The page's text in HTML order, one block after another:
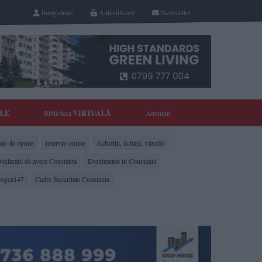
Newsletter
Autentificare
Inregistrare
BibliotecaVIRTUALĂ Anunturi
de opinie Interviu online
Achiziții, licitații, vânzări
de avere Constanta
Evenimente in Constanta
Cadre Securitate Constanta